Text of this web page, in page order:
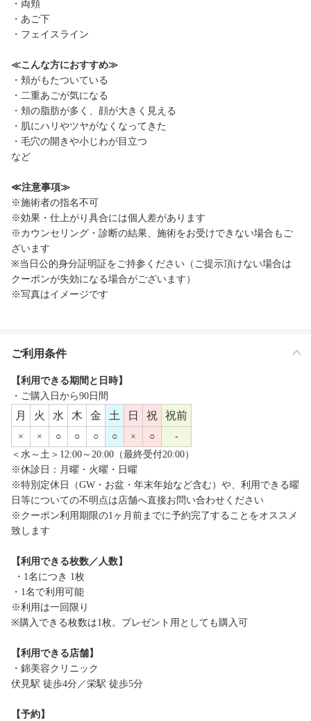
・両頬
・あご下
・フェイスライン
≪こんな方におすすめ≫
・頬がもたついている
・二重あごが気になる
・頬の脂肪が多く、顔が大きく見える
・肌にハリやツヤがなくなってきた
・毛穴の開きや小じわが目立つ
など
≪注意事項≫
※施術者の指名不可
※効果・仕上がり具合には個人差があります
※カウンセリング・診断の結果、施術をお受けできない場合もご
ざいます
※当日公的身分証明証をご持参ください（ご提示頂けない場合は
クーポンが失効になる場合がございます）
※写真はイメージです
ご利用条件
【利用できる期間と日時】
・ご購入日から90日間
月 火 水 木 金 土 日 祝 祝前
× × ○ ○ ○ ○ × ○
-
＜水～土＞12:00～20:00（最終受付20:00）
※休診日：月曜・火曜・日曜
※特別定休日（GW・お盆・年末年始など含む）や、利用できる曜
日等についての不明点は店舗へ直接お問い合わせください
※クーポン利用期限の1ヶ月前までに予約完了することをオススメ
致します
【利用できる枚数／人数】
・1名につき 1枚
・1名で利用可能
※利用は一回限り
※購入できる枚数は1枚。プレゼント用としても購入可
【利用できる店舗】
・錦美容クリニック
伏見駅 徒歩4分／栄駅 徒歩5分
【予約】